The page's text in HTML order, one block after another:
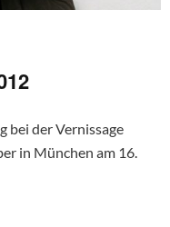
bei der Vernissage
in München am 16.